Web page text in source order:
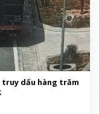
dấu hàng trăm